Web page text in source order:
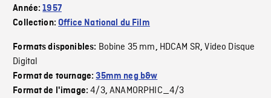
Année:1957
Collection:Office National du Film
Formats disponibles: Bobine 35 mm, HDCAM SR,Video Disque
Digital
Format de tournage:35mm neg b&w
Format de l'image:4/3,ANAMORPHIC_4/3